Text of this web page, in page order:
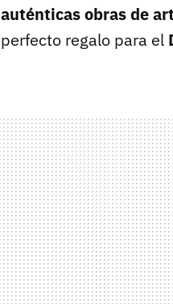
auténticas obras de
perfecto regalo para el